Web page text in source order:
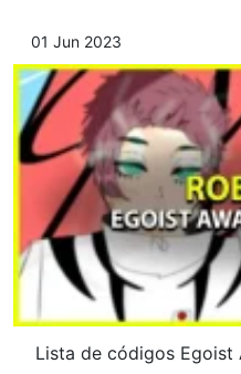
01 Jun 2023
Lista de códigos Egoist